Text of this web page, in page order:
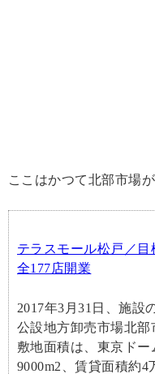
ここはかつて北部市場
テラスモール松戸／目
全177店開業
2017年3月31日、施設
公設地方卸売市場北部
敷地面積は、東京ド
9000m2、賃貸面積約4